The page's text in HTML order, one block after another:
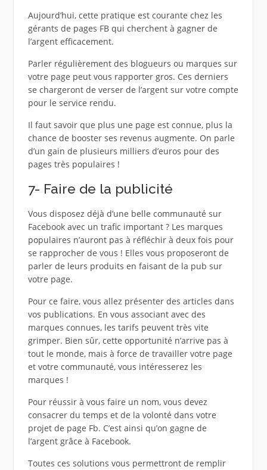
Aujourd’hui, cette pratique est courante chez les
gérants de pages FB qui cherchent à gagner de
l’argent efficacement.
Parler régulièrement des blogueurs ou marques sur
votre page peut vous rapporter gros. Ces derniers
se chargeront de verser de l’argent sur votre compte
pour le service rendu.
Il faut savoir que plus une page est connue, plus la
chance de booster ses revenus augmente. On parle
d’un gain de plusieurs milliers d’euros pour des
pages très populaires !
7- Faire de la publicité
Vous disposez déjà d’une belle communauté sur
Facebook avec un trafic important ? Les marques
populaires n’auront pas à réfléchir à deux fois pour
se rapprocher de vous ! Elles vous proposeront de
parler de leurs produits en faisant de la pub sur
votre page.
Pour ce faire, vous allez présenter des articles dans
vos publications. En vous associant avec des
marques connues, les tarifs peuvent très vite
grimper. Bien sûr, cette opportunité n’arrive pas à
tout le monde, mais à force de travailler votre page
et votre communauté, vous intéresserez les
marques !
Pour réussir à vous faire un nom, vous devez
consacrer du temps et de la volonté dans votre
projet de page Fb. C’est ainsi qu’on gagne de
l’argent grâce à Facebook.
Toutes ces solutions vous permettront de remplir